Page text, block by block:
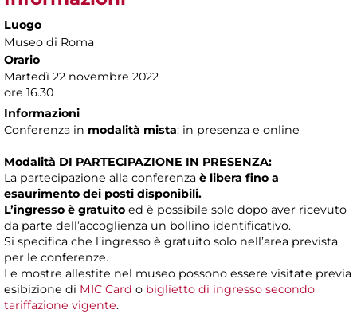
Luogo
Museo di Roma
Orario
Martedì 22 novembre 2022
ore 16.30
Informazioni
Conferenza in modalità mista: in presenza e online
Modalità DI PARTECIPAZIONE IN PRESENZA:
La partecipazione alla conferenza è libera fino a
esaurimento dei posti disponibili.
L’ingresso è gratuito ed è possibile solo dopo aver ricevuto
da parte dell’accoglienza un bollino identificativo.
Si specifica che l’ingresso è gratuito solo nell’area prevista
per le conferenze.
Le mostre allestite nel museo possono essere visitate previa
esibizione di MIC Card o biglietto di ingresso secondo
tariffazione vigente.